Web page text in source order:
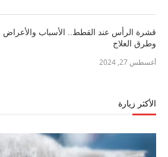
قشرة الرأس عند القطط.. الأسباب والأعراض
وطرق العلاج
أغسطس 27, 2024
الأكثر زيارة